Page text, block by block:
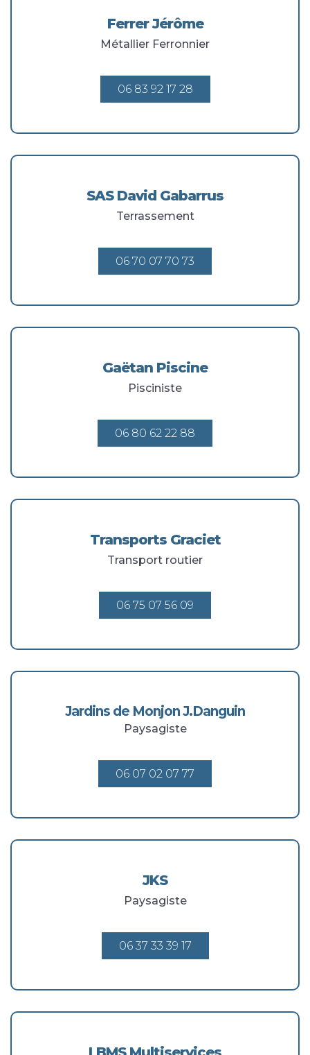
Ferrer Jérôme
Métallier Ferronnier
06 83 92 17 28
SAS David Gabarrus
Terrassement
06 70 07 70 73
Gaëtan Piscine
Pisciniste
06 80 62 22 88
Transports Graciet
Transport routier
06 75 07 56 09
Jardins de Monjon J.Danguin
Paysagiste
06 07 02 07 77
JKS
Paysagiste
06 37 33 39 17